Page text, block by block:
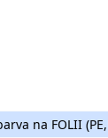
na FOLII